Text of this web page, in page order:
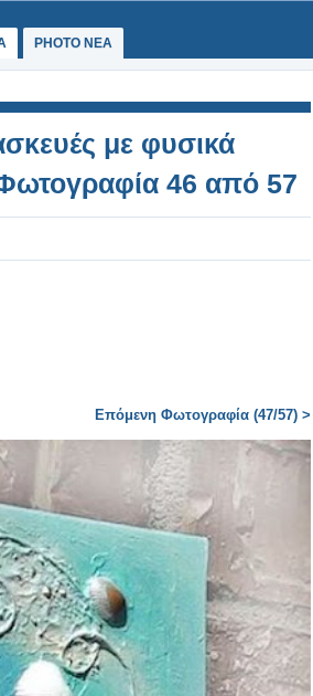
PHOTO NEA
με φυσικά
46 από 57
Επόμενη Φωτογραφία (47/57) >